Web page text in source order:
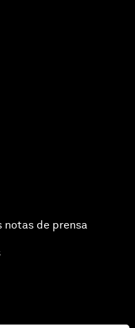
notas de prensa